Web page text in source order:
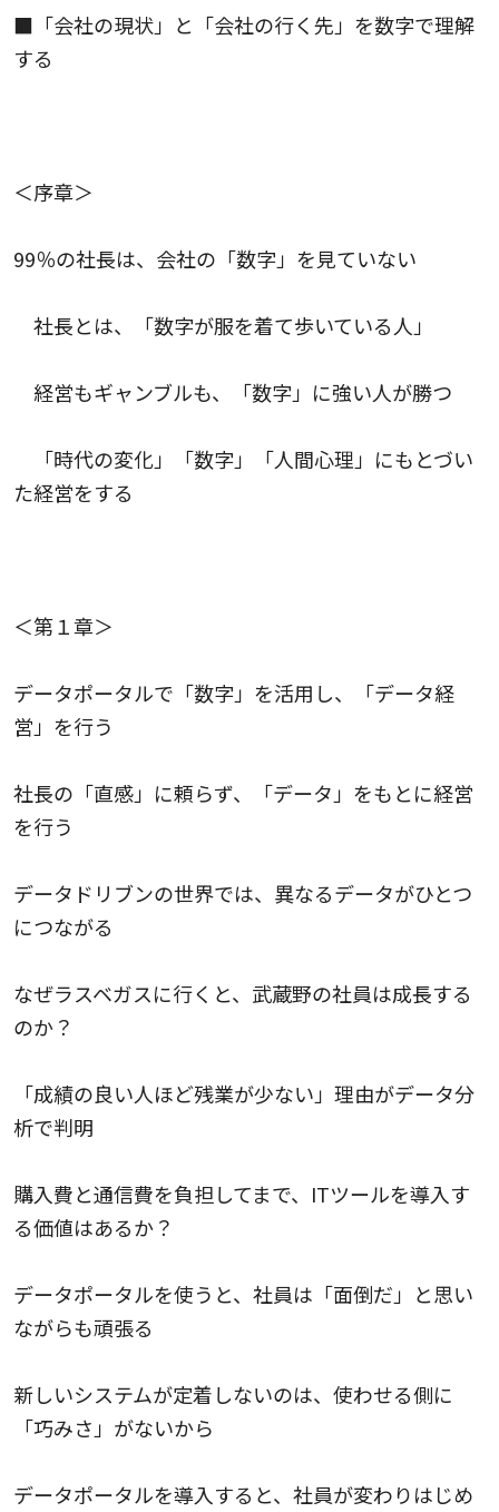
■「会社の現状」と「会社の行く先」を数字で理解
する
＜序章＞
99％の社長は、会社の「数字」を見ていない
社長とは、「数字が服を着て歩いている人」
経営もギャンブルも、「数字」に強い人が勝つ
「時代の変化」「数字」「人間心理」にもとづい
た経営をする
＜第１章＞
データポータルで「数字」を活用し、「データ経
営」を行う
社長の「直感」に頼らず、「データ」をもとに経営
を行う
データドリブンの世界では、異なるデータがひとつ
につながる
なぜラスベガスに行くと、武蔵野の社員は成長する
のか？
「成績の良い人ほど残業が少ない」理由がデータ分
析で判明
購入費と通信費を負担してまで、ITツールを導入す
る価値はあるか？
データポータルを使うと、社員は「面倒だ」と思い
ながらも頑張る
新しいシステムが定着しないのは、使わせる側に
「巧みさ」がないから
データポータルを導入すると、社員が変わりはじめ